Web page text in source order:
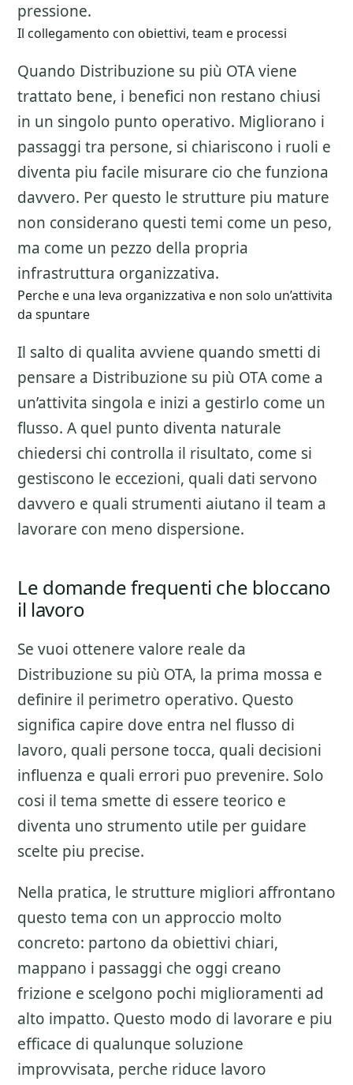
pressione.
Il collegamento con obiettivi, team e processi
Quando Distribuzione su più OTA viene
trattato bene, i benefici non restano chiusi
in un singolo punto operativo. Migliorano i
passaggi tra persone, si chiariscono i ruoli e
diventa piu facile misurare cio che funziona
davvero. Per questo le strutture piu mature
non considerano questi temi come un peso,
ma come un pezzo della propria
infrastruttura organizzativa.
Perche e una leva organizzativa e non solo un’attivita
da spuntare
Il salto di qualita avviene quando smetti di
pensare a Distribuzione su più OTA come a
un’attivita singola e inizi a gestirlo come un
flusso. A quel punto diventa naturale
chiedersi chi controlla il risultato, come si
gestiscono le eccezioni, quali dati servono
davvero e quali strumenti aiutano il team a
lavorare con meno dispersione.
Le domande frequenti che bloccano
il lavoro
Se vuoi ottenere valore reale da
Distribuzione su più OTA, la prima mossa e
definire il perimetro operativo. Questo
significa capire dove entra nel flusso di
lavoro, quali persone tocca, quali decisioni
influenza e quali errori puo prevenire. Solo
cosi il tema smette di essere teorico e
diventa uno strumento utile per guidare
scelte piu precise.
Nella pratica, le strutture migliori affrontano
questo tema con un approccio molto
concreto: partono da obiettivi chiari,
mappano i passaggi che oggi creano
frizione e scelgono pochi miglioramenti ad
alto impatto. Questo modo di lavorare e piu
efficace di qualunque soluzione
improvvisata, perche riduce lavoro